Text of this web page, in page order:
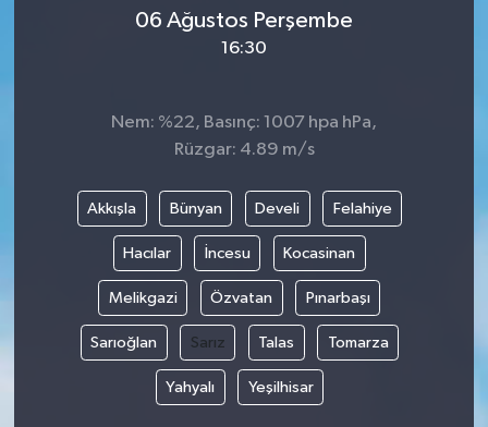
06 Ağustos Perşembe
16:30
Nem: %22, Basınç: 1007 hpa hPa,
Rüzgar: 4.89 m/s
Akkışla Bünyan Develi Felahiye
Hacılar İncesu Kocasinan
Melikgazi Özvatan Pınarbaşı
Sarıoğlan Sarız Talas Tomarza
Yahyalı Yeşilhisar
Magazin
Politika
Siyaset
Spor
Yerel